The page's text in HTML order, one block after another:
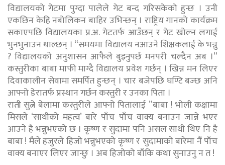
विद्यालयको गेटमा पुग्दा पालेले गेट बन्द गरिसकेको हुन्छ । उनी
एकछिन केहि नबोलिकन बाहिर उभिन्छन् । राष्ट्रिय गानको कार्यक्रम
सकाएपछि विद्यालयका प्र.अ. गेटतर्फ आउँछन् र गेट खोल्न लगाई
भुनभुनाउन थाल्छन् । “समयमा विद्यालय नआउने शिक्षकलाई के भन्नु
? विद्यालयको अनुशासन आफैले बुझ्नुपर्छ मनपरी चल्दैन अब ।”
कस्तुरीका बाबा माफी माग्दै विद्यालय प्रवेश गर्छन् । खिन्न मन लिएर
दिवाकालीन सेवामा समर्पित हुन्छन् । चार बजेपछि घण्टि बज्छ अनि
आफ्नो डेरातर्फ प्रस्थान गर्छन कस्तुरी र उनका पिता ।
राती सुत्ने बेलामा कस्तुरीले आफ्नो पितालाई ”बाबा ! भोली कक्षामा
मिसले ‘साथीको महत्व’ बारे पाँच पाँच वाक्य बनाउन जान्ने भएर
आउने है भन्नुभएको छ । कृष्ण र सुदामा पनि असल साथी थिए नि है
बाबा ! मैले हजुरले हिजो भन्नुभएको कृष्ण र सुदामाको बारेमा नैं पाँच
वाक्य बनाएर लिएर जान्छु । अब हिजोको बाँकि कथा सुनाउनु न त !